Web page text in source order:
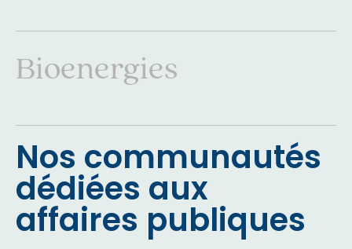
Bioenergies
Bioenergies
Nos communautés
dédiées aux
affaires publiques